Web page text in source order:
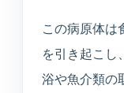
この病原体は
を引き起こし
浴や魚介類の